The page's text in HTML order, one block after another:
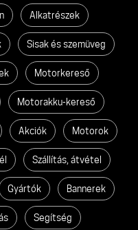
Alkatrészek
Sisak és szemüveg
Motorkereső
Motorakku-kereső
Akciók Motorok
Szállítás, átvétel
Gyártók Bannerek
Segítség